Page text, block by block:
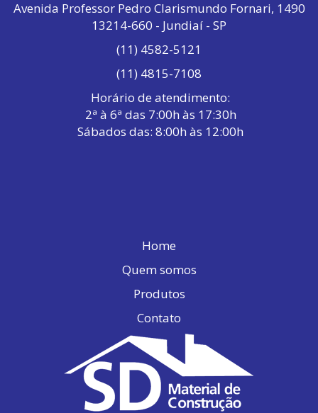
Avenida Professor Pedro Clarismundo Fornari, 1490
13214-660 - Jundiaí - SP
(11) 4582-5121
(11) 4815-7108
Horário de atendimento:
2ª à 6ª das 7:00h às 17:30h
Sábados das: 8:00h às 12:00h
Home
Quem somos
Produtos
Contato